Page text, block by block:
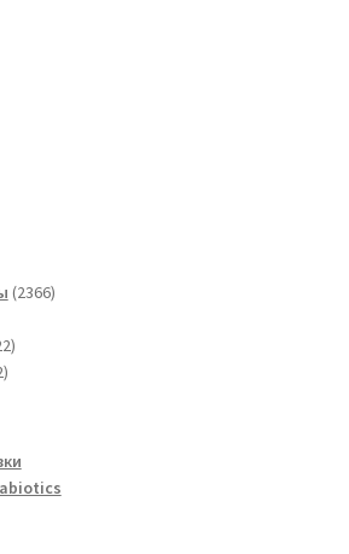
23662366
7822
5772